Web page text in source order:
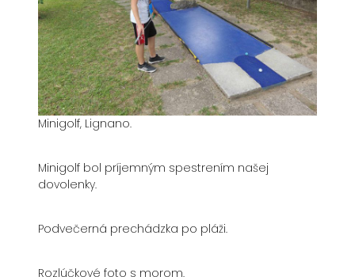
Minigolf, Lignano.
Minigolf bol príjemným spestrením našej
dovolenky.
Podvečerná prechádzka po pláži.
Rozlúčkové foto s morom.